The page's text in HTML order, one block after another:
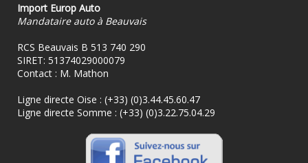
Import Europ Auto
Mandataire auto à Beauvais
RCS Beauvais B 513 740 290
SIRET: 51374029000079
Contact : M. Mathon
Ligne directe Oise : (+33) (0)3.44.45.60.47
Ligne directe Somme : (+33) (0)3.22.75.04.29